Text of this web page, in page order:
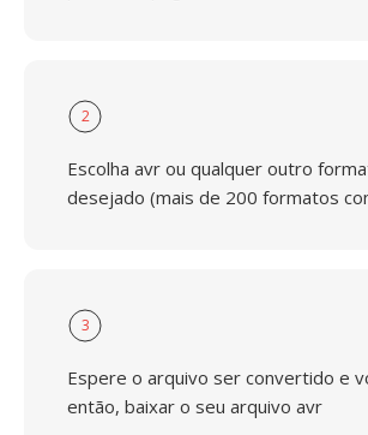
2
Escolha avr ou qualquer outro
desejado (mais de 200 formatos
3
Espere o arquivo ser convertido e
então, baixar o seu arquivo avr